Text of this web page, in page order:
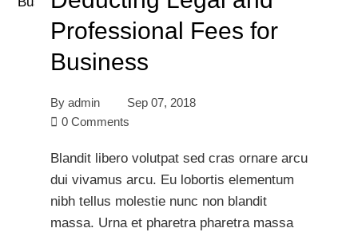
Professional Fees for
Business
By admin
Sep 07, 2018
0 Comments
Blandit libero volutpat sed cras ornare arcu
dui vivamus arcu. Eu lobortis elementum
nibh tellus molestie nunc non blandit
massa. Urna et pharetra pharetra massa